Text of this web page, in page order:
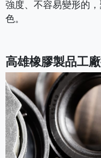
強度、不容易變形的
色。
高雄橡膠製品工廠